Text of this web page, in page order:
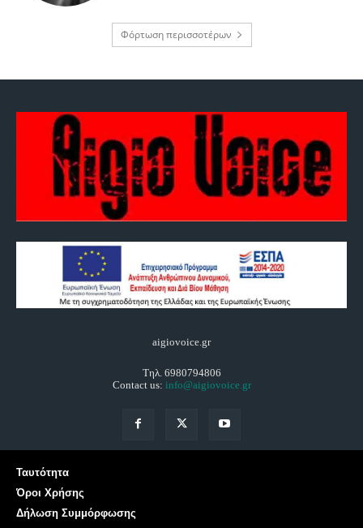
Φόρτωση περισσοτέρων
aigiovoice.gr
Τηλ. 6980794806
Contact us: info@aigiovoice.gr
Ταυτότητα
Όροι Χρήσης
Δήλωση Συμμόρφωσης